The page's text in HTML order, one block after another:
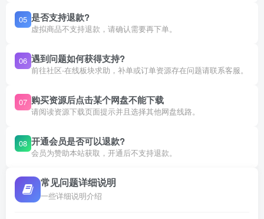
05 是否支持退款?
虚拟商品不支持退款，请确认需要再下单。
06 遇到问题如何获得支持?
前往社区-在线板块求助，补单或订单资源存在问题请联系客服。
07 购买资源后点击某个网盘不能下载
请阅读资源下载页面提示并且选择其他网盘线路。
08 开通会员是否可以退款?
会员为赞助本站获取，开通后不支持退款。
常见问题详细说明
一些详细说明介绍